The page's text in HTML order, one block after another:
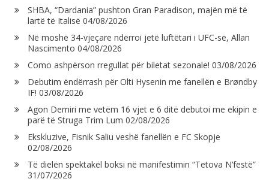
SHBA, “Dardania” pushton Gran Paradison, majën më të
lartë të Italisë 04/08/2026
Në moshë 34-vjeçare ndërroi jetë luftëtari i UFC-së, Allan
Nascimento 04/08/2026
Como ashpërson rregullat për biletat sezonale! 03/08/2026
Debutim ëndërrash për Olti Hysenin me fanellën e Brøndby
IF! 03/08/2026
Agon Demiri me vetëm 16 vjet e 6 ditë debutoi me ekipin e
parë të Struga Trim Lum 02/08/2026
Ekskluzive, Fisnik Saliu veshë fanellën e FC Skopje
02/08/2026
Të dielën spektakël boksi në manifestimin “Tetova N’festë”
31/07/2026